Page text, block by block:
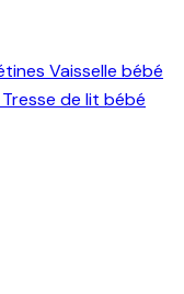
Vaisselle bébé
Tresse de lit bébé